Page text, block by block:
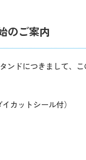
のご案内
ンドにつきまして、
カットシール付）